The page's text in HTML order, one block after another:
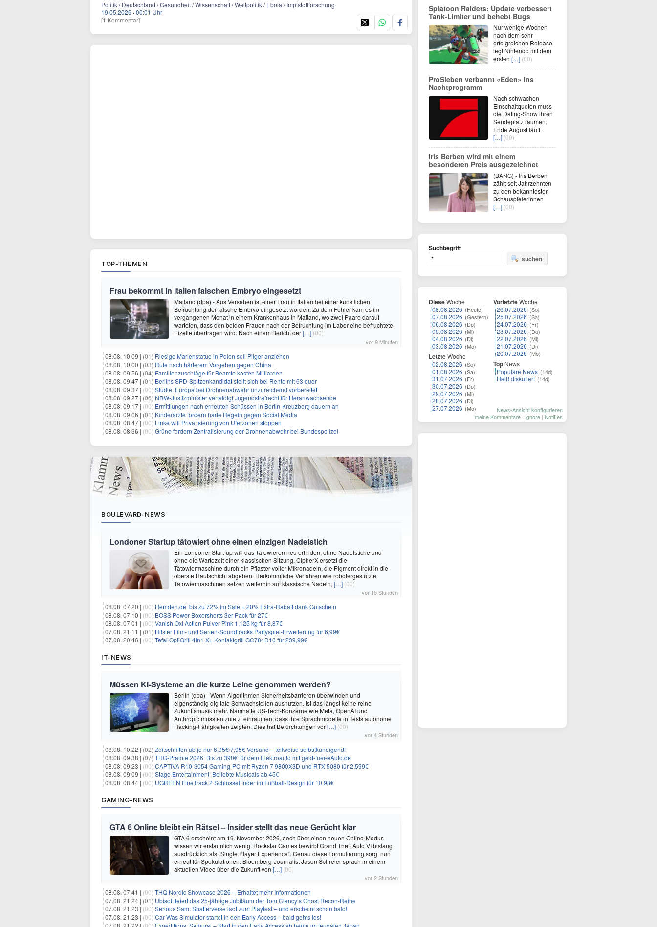
Politik / Deutschland / Gesundheit / Wissenschaft / Weltpolitik / Ebola / Impfstoffforschung
19.05.2026 ·00:01 Uhr
[1 Kommentar]
TOP-THEMEN
Frau bekommt in Italien falschen Embryo eingesetzt
Mailand (dpa) - Aus Versehen ist einer Frau in Italien bei einer künstlichen
Befruchtung der falsche Embryo eingesetzt worden. Zu dem Fehler kam es im
vergangenen Monat in einem Krankenhaus in Mailand, wo zwei Paare darauf
warteten, dass den beiden Frauen nach der Befruchtung im Labor eine befruchtete
Eizelle übertragen wird. Nach einem Bericht der[…] (00)
vor 9 Minuten
08.08. 10:09 | (01) Riesige Marienstatue in Polen soll Pilger anziehen
08.08. 10:00 | (03) Rufe nach härterem Vorgehen gegen China
08.08. 09:56 | (04) Familienzuschläge für Beamte kosten Milliarden
08.08. 09:47 | (01) Berlins SPD-Spitzenkandidat stellt sich bei Rente mit 63 quer
08.08. 09:37 | (00) Studie: Europa bei Drohnenabwehr unzureichend vorbereitet
08.08. 09:27 | (06) NRW-Justizminister verteidigt Jugendstrafrecht für Heranwachsende
08.08. 09:17 | (00) Ermittlungen nach erneuten Schüssen in Berlin-Kreuzberg dauern an
08.08. 09:06 | (01) Kinderärzte fordern harte Regeln gegen Social Media
08.08. 08:47 | (00) Linke will Privatisierung von Uferzonen stoppen
08.08. 08:36 | (00) Grüne fordern Zentralisierung der Drohnenabwehr bei Bundespolizei
BOULEVARD-NEWS
Londoner Startup tätowiert ohne einen einzigen Nadelstich
Ein Londoner Start-up will das Tätowieren neu erfinden, ohne Nadelstiche und
ohne die Wartezeit einer klassischen Sitzung. CipherX ersetzt die
Tätowiermaschine durch ein Pflaster voller Mikronadeln, die Pigment direkt in die
oberste Hautschicht abgeben. Herkömmliche Verfahren wie robotergestützte
Tätowiermaschinen setzen weiterhin auf klassische Nadeln, […] (00)
vor 15 Stunden
08.08. 07:20 | (00) Hemden.de: bis zu 72% im Sale + 20% Extra-Rabatt dank Gutschein
08.08. 07:10 | (00) BOSS Power Boxershorts 3er Pack für 27€
08.08. 07:01 | (00) Vanish Oxi Action Pulver Pink 1,125 kg für 8,87€
07.08. 21:11 | (01) Hitster Film- und Serien-Soundtracks Partyspiel-Erweiterung für 6,99€
07.08. 20:46 | (00) Tefal OptiGrill 4in1 XL Kontaktgrill GC784D10 für 239,99€
IT-NEWS
Müssen KI-Systeme an die kurze Leine genommen werden?
Berlin (dpa) - Wenn Algorithmen Sicherheitsbarrieren überwinden und
eigenständig digitale Schwachstellen ausnutzen, ist das längst keine reine
Zukunftsmusik mehr. Namhafte US-Tech-Konzerne wie Meta, OpenAI und
Anthropic mussten zuletzt einräumen, dass ihre Sprachmodelle in Tests autonome
Hacking-Fähigkeiten zeigten. Dies hat Befürchtungen vor[…] (00)
vor 4 Stunden
08.08. 10:22 | (02) Zeitschriften ab je nur 6,95€/7,95€ Versand – teilweise selbstkündigend!
08.08. 09:38 | (07) THG-Prämie 2026: Bis zu 390€ für dein Elektroauto mit geld-fuer-eAuto.de
08.08. 09:23 | (00) CAPTIVA R10-3054 Gaming-PC mit Ryzen 7 9800X3D und RTX 5080 für 2.599€
08.08. 09:09 | (00) Stage Entertainment: Beliebte Musicals ab 45€
08.08. 08:44 | (00) UGREEN FineTrack 2 Schlüsselfinder im Fußball-Design für 10,98€
GAMING-NEWS
GTA 6 Online bleibt ein Rätsel – Insider stellt das neue Gerücht klar
GTA 6 erscheint am 19. November 2026, doch über einen neuen Online-Modus
wissen wir erstaunlich wenig. Rockstar Games bewirbt Grand Theft Auto VI bislang
ausdrücklich als „Single Player Experience“. Genau diese Formulierung sorgt nun
erneut für Spekulationen. Bloomberg-Journalist Jason Schreier sprach in einem
aktuellen Video über die Zukunft von […] (00)
vor 2 Stunden
08.08. 07:41 | (00) THQ Nordic Showcase 2026 – Erhaltet mehr Informationen
07.08. 21:24 | (01) Ubisoft feiert das 25-jährige Jubiläum der Tom Clancy’s Ghost Recon-Reihe
07.08. 21:23 | (00) Serious Sam: Shatterverse lädt zum Playtest – und erscheint schon bald!
07.08. 21:23 | (00) Car Was Simulator startet in den Early Access – bald gehts los!
07.08. 21:22 | (00) Expeditions: Samurai – Start in den Early Access ab heute im feudalen Japan
Splatoon Raiders: Update verbessert
Tank-Limiter und behebt Bugs
Nur wenige Wochen
nach dem sehr
erfolgreichen Release
legt Nintendo mit dem
ersten […] (00)
ProSieben verbannt «Eden» ins
Nachtprogramm
Nach schwachen
Einschaltquoten muss
die Dating-Show ihren
Sendeplatz räumen.
Ende August läuft
[…] (00)
Iris Berben wird mit einem
besonderen Preis ausgezeichnet
(BANG) - Iris Berben
zählt seit Jahrzehnten
zu den bekanntesten
Schauspielerinnen
[…] (00)
Suchbegriff
suchen
DieseWoche
08.08.2026 (Heute)
07.08.2026 (Gestern)
06.08.2026 (Do)
05.08.2026 (Mi)
04.08.2026 (Di)
03.08.2026 (Mo)
LetzteWoche
02.08.2026 (So)
01.08.2026 (Sa)
31.07.2026 (Fr)
30.07.2026 (Do)
29.07.2026 (Mi)
28.07.2026 (Di)
27.07.2026 (Mo)
VorletzteWoche
26.07.2026 (So)
25.07.2026 (Sa)
24.07.2026 (Fr)
23.07.2026 (Do)
22.07.2026 (Mi)
21.07.2026 (Di)
20.07.2026 (Mo)
Top News
Populäre News (14d)
Heiß diskutiert (14d)
News-Ansicht konfigurieren
meine Kommentare | Ignore | Notifies